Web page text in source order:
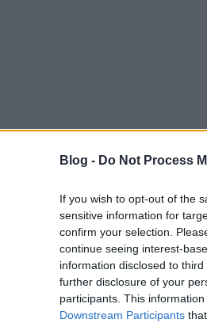
Blog - Do Not Process
If you wish to opt-out of the
sensitive information for
confirm your selection.
continue seeing interest-
information disclosed to
further disclosure of your
participants. This
Downstream Participants